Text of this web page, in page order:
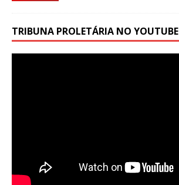
TRIBUNA PROLETÁRIA NO YOUTUBE